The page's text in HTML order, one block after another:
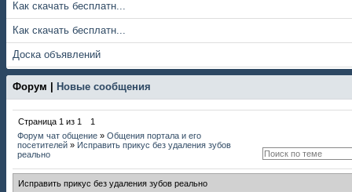
Как скачать бесплатн...
Как скачать бесплатн...
Доска объявлений
Форум | Новые сообщения
Страница 1 из 1
1
Форум чат общение » Общения портала и его
посетителей » Исправить прикус без удаления зубов
реально
Исправить прикус без удаления зубов реально